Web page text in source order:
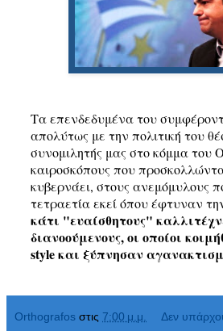
Τα επενδεδυμένα του
απολύτως με την πολιτική του
συνομιλητής μας στο κόμμα του
καιροσκόπους που
κυβερνάει, στους ανεμόμυλους
τετραετία εκεί όπου έφτυναν
κάτι "ευαίσθητους"
διανοούμενους, οι οποίοι
style και ξύπνησαν
Orthografos στις 7:00 μ.μ. Δεν